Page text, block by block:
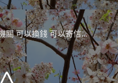
關 可以換錢 可以寄信...